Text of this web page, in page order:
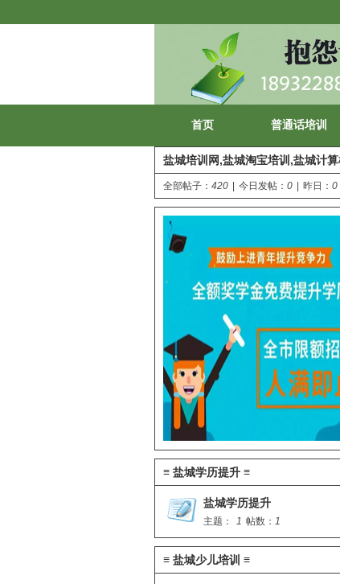
首页 普通话培训
盐城培训网,盐城淘宝培训,盐城计
全部帖子： 420 今日发帖： 0 昨日： 0
≡ 盐城学历提升 ≡
盐城学历提升
主题： 1 帖数： 1
≡ 盐城少儿培训 ≡